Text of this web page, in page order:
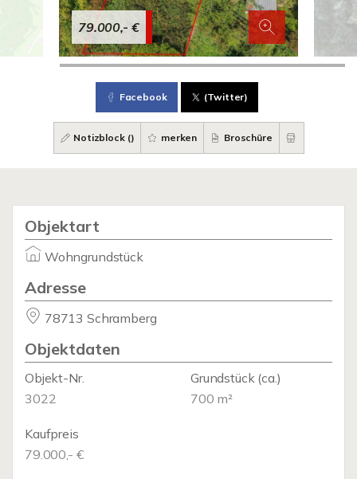
79.000,- €
Facebook (Twitter)
Notizblock () merken Broschüre
Objektart
Wohngrundstück
Adresse
78713 Schramberg
Objektdaten
Objekt-Nr.
3022
Grundstück(ca.)
700 m²
Kaufpreis
79.000,- €